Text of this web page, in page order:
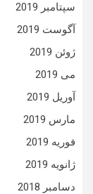
سپتامبر 2019
آگوست 2019
ژوئن 2019
می 2019
آوریل 2019
مارس 2019
فوریه 2019
ژانویه 2019
دسامبر 2018